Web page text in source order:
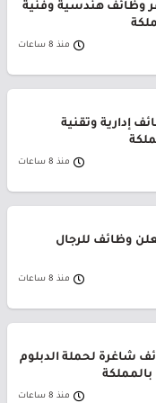
وظائف هندسية وفنية
منذ 8 ساعات
إدارية وتقنية
منذ 8 ساعات
وظائف للرجال
منذ 8 ساعات
شاغرة لحملة الدبلوم
منذ 8 ساعات